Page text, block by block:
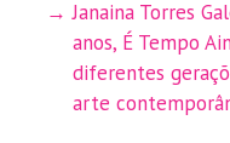
Janaina Torres
anos, É Tempo
diferentes
arte